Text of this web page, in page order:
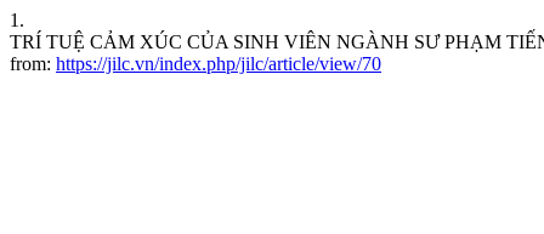
1.
TRÍ TUỆ CẢM XÚC CỦA SINH VIÊN NGÀNH SƯ PHẠM
from: https://jilc.vn/index.php/jilc/article/view/70